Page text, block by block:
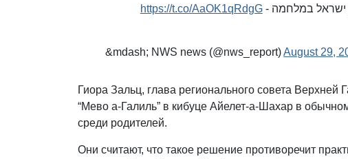
| ישראל במלחמה -https://t.co/AaOK1qRdgG
&mdash; NWS news (@nws_report)August 29,
Гиора Зальц, глава регионального совета
“Мево а-Галиль” в кибуце Айелет-а-Шахар в
среди родителей.
Они считают, что такое решение противоречит